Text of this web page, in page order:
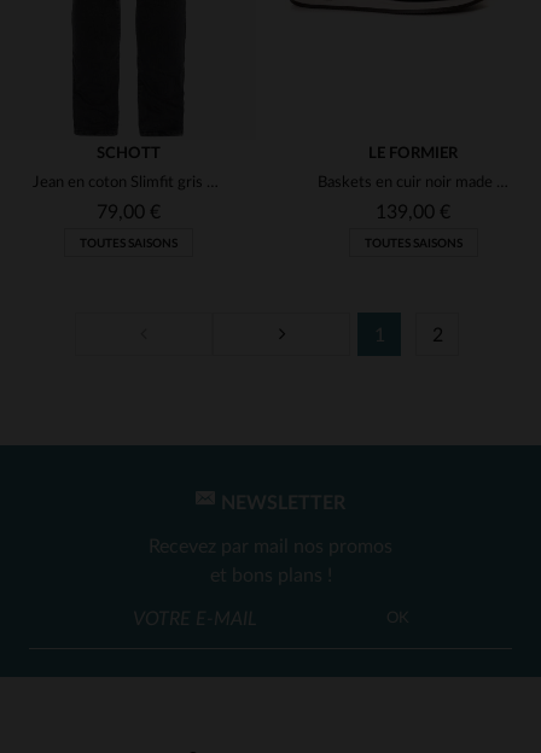
SCHOTT
Jean en coton Slimfit gris homme
79,00 €
TOUTES SAISONS
LE FORMIER
Baskets en cuir noir made in france
139,00 €
TOUTES SAISONS
2
NEWSLETTER
Recevez par mail nos promos
et bons plans !
OK